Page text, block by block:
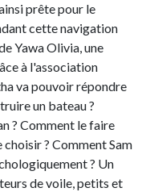
prête pour le
cette navigation
Yawa Olivia, une
à l'association
va pouvoir répondre
un bateau ?
? Comment le faire
choisir ? Comment Sam
? Un
de voile, petits et